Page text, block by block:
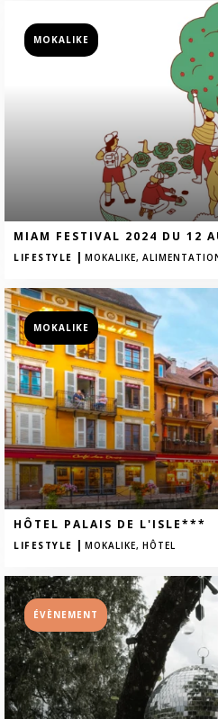
MIAM FESTIVAL 2024 DU 12
LIFESTYLE | MOKALIKE,
MOKALIKE
HÔTEL PALAIS DE L'ISLE***
LIFESTYLE | MOKALIKE, HÔTEL
MOKALIKE
ÉVÈNEMENT